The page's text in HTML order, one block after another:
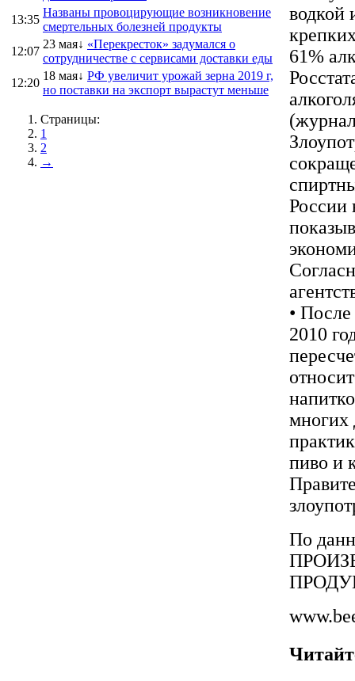
13:35
Названы провоцирующие возникновение
смертельных болезней продукты
12:07
23 мая↓ «Перекресток» задумался о
сотрудничестве с сервисами доставки еды
12:20
18 мая↓ РФ увеличит урожай зерна 2019 г,
но поставки на экспорт вырастут меньше
Страницы:
1
2
→
водкой
61%
России
•
2010
многих
пиво и
По